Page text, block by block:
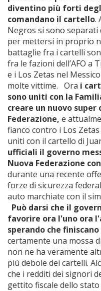
diventino più forti
comandano il cartello.
Negros si sono
per mettersi in proprio
battaglie fra i cartelli
fra le fazioni dell’AFO a
e i Los Zetas nel
molte vittime. Ora i
sono uniti con la
creare un nuovo
Federazione, e
fianco contro i Los
uniti con il cartello di
ufficiali il governo
Nuova Federazione
durante una recente
forze di sicurezza
auto marchiate con il
Può darsi che il
favorire ora l'uno ora
sperando che
certamente una mossa
non ne ha veramente
più debole dei cartelli.
che i redditi dei signori
gettito fiscale dello stato